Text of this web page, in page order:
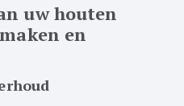
uw houten
en